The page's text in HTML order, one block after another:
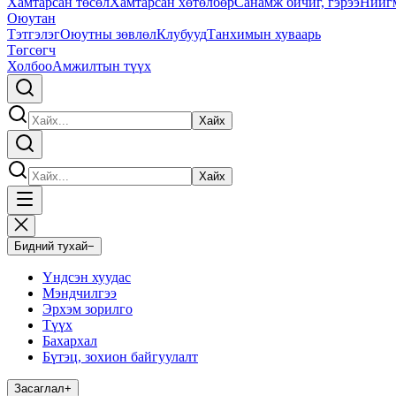
Оюутан
ТэтгэлэгОюутны зөвлөлКлубуудТанхимын хуваарь
Төгсөгч
ХолбооАмжилтын түүх
Хайх
Хайх
Бидний тухай−
Үндсэн хуудас
Мэндчилгээ
Эрхэм зорилго
Түүх
Бахархал
Бүтэц, зохион байгуулалт
Засаглал+